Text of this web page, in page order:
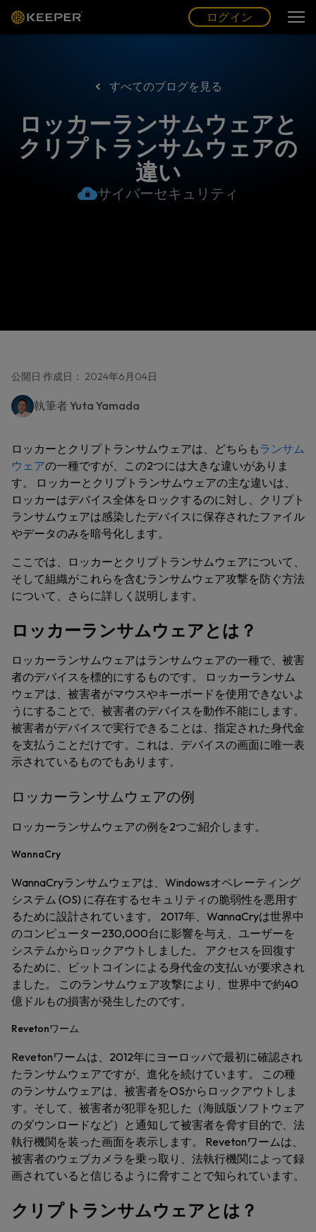
グ (JP)
ログイン
すべてのブログを見る
ロッカーランサムウェアと
クリプトランサムウェアの
違い
サイバーセキュリティ
公開日 作成日： 2024年6月04日
執筆者 Yuta Yamada
ロッカーとクリプトランサムウェアは、どちらも ランサム
ウェアの一種ですが、この2つには大きな違いがありま
す。 ロッカーとクリプトランサムウェアの主な違いは、
ロッカーはデバイス全体をロックするのに対し、クリプト
ランサムウェアは感染したデバイスに保存されたファイル
やデータのみを暗号化します。
ここでは、ロッカーとクリプトランサムウェアについて、
そして組織がこれらを含むランサムウェア攻撃を防ぐ方法
について、さらに詳しく説明します。
ロッカーランサムウェアとは？
ロッカーランサムウェアはランサムウェアの一種で、被害
者のデバイスを標的にするものです。 ロッカーランサム
ウェアは、被害者がマウスやキーボードを使用できないよ
うにすることで、被害者のデバイスを動作不能にします。
被害者がデバイスで実行できることは、指定された身代金
を支払うことだけです。これは、デバイスの画面に唯一表
示されているものでもあります。
ロッカーランサムウェアの例
ロッカーランサムウェアの例を2つご紹介します。
WannaCry
WannaCryランサムウェアは、Windowsオペレーティング
システム (OS) に存在するセキュリティの脆弱性を悪用す
るために設計されています。 2017年、WannaCryは世界中
のコンピューター230,000台に影響を与え、ユーザーを
システムからロックアウトしました。 アクセスを回復す
るために、ビットコインによる身代金の支払いが要求され
ました。 このランサムウェア攻撃により、世界中で約40
億ドルもの損害が発生したのです。
Revetonワーム
Revetonワームは、2012年にヨーロッパで最初に確認され
たランサムウェアですが、進化を続けています。 この種
のランサムウェアは、被害者をOSからロックアウトしま
す。そして、被害者が犯罪を犯した（海賊版ソフトウェア
のダウンロードなど）と通知して被害者を脅す目的で、法
執行機関を装った画面を表示します。 Revetonワームは、
被害者のウェブカメラを乗っ取り、法執行機関によって録
画されていると信じるように脅すことで知られています。
クリプトランサムウェアとは？